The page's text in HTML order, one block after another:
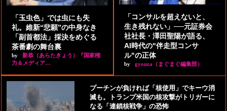
「玉虫色」では虫にも失
礼。維新“悲願”の中身なき
「副首都法」採決をめぐる
茶番劇の舞台裏
by
新恭（あらたきょう）『国家権
力＆メディア…
「コンサルを超えないと、
生き残れない」──元証券会
社社長・澤田聖陽が語る、
AI時代の"伴走型コンサ
ル"の正体
by gyouza（まぐまぐ編集部）
プーチンが負ければ「核使用」でキーウ消
滅も。トランプ米国の核攻撃がトリガーに
なる「連鎖核戦争」の恐怖